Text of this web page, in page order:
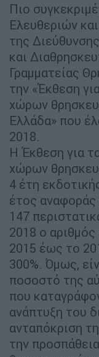
Πιο
Ελευθεριών
της
και
Γραμματείας
την «Έκθεση
χώρων
Ελλάδα» που
2018.
Η Έκθεση για
χώρων
4 έτη
έτος
147
2018 ο
2015 έως το
300%. Όμως,
ποσοστό της
που
ανάπτυξη του
ανταπόκριση
την